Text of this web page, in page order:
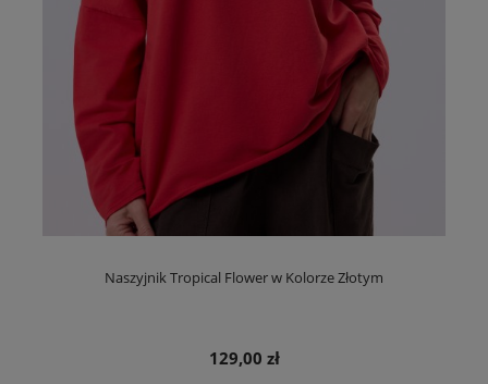
Naszyjnik Tropical Flower w Kolorze Złotym
129,00 zł